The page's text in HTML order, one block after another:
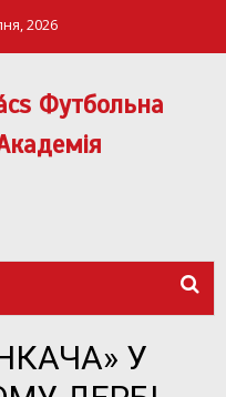
2026
Футбольна
У